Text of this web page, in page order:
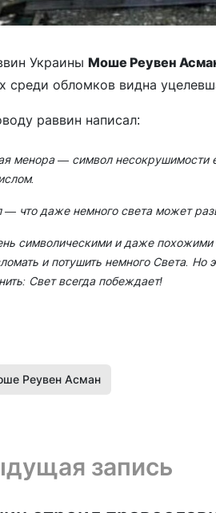
Украины Моше Реувен
среди обломков видна
раввин написал:
менора — символ несокрушимости
— что даже немного света может
символическими и даже похожими
и потушить немного Света. Но
Свет всегда побеждает!
Реувен Асман
и следующая запись
запись